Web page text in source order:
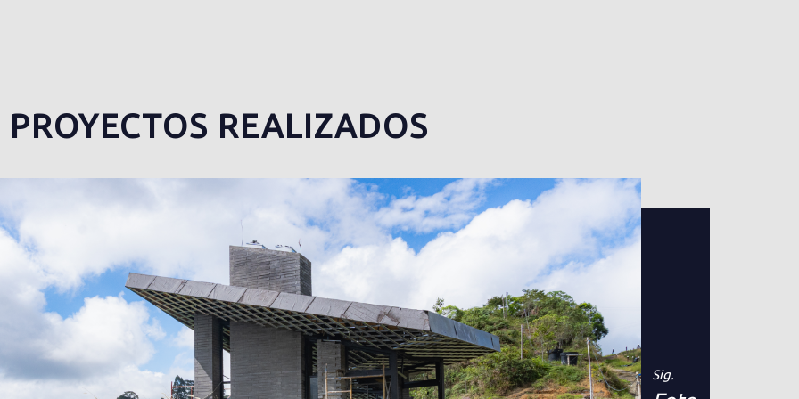
PROYECTOS REALIZADOS
Sig.